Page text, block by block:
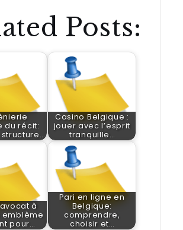
Posts:
du récit:
Casino Belgique :
jouer avec l’esprit
tranquille…
à
emblème
pour…
Pari en ligne en
Belgique:
comprendre,
choisir et…